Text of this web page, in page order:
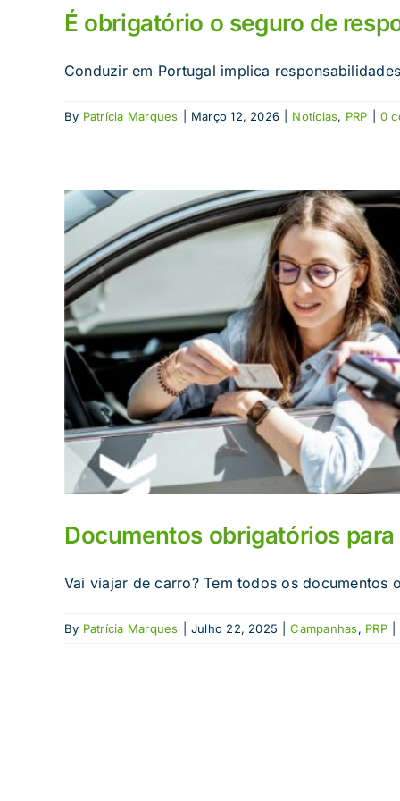
É obrigatório o seguro de
Conduzir em Portugal implica
By Patrícia Marques Março 12, 2026 Notícias, PRP 0
Documentos obrigatórios
Vai viajar de carro? Tem todos os documentos
By Patrícia Marques Julho 22, 2025 Campanhas, PRP